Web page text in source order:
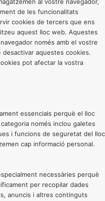
de les funcionalitats
cookies de tercers que ens
aquest lloc web. Aquestes
només amb el vostre
desactivar aquestes cookies.
pot afectar la vostra
essencials perquè el lloc
només inclou galetes
i funcions de seguretat del lloc
cap informació personal.
necessàries perquè
per recopilar dades
anuncis i altres continguts